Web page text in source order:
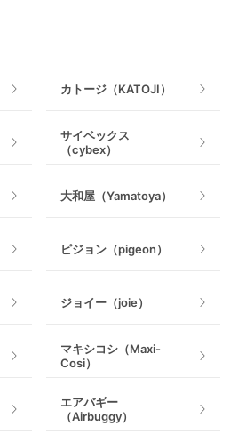
室内遊具
カトージ（KATOJI）
サイベックス
（cybex）
大和屋（Yamatoya）
ピジョン（pigeon）
ジョイー（joie）
マキシコシ（Maxi-
Cosi）
エアバギー
（Airbuggy）